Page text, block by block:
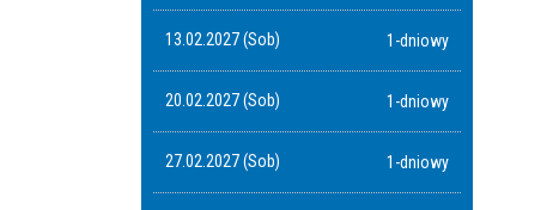
13.02.2027 (Sob) 1-dniowy
20.02.2027 (Sob) 1-dniowy
27.02.2027 (Sob) 1-dniowy